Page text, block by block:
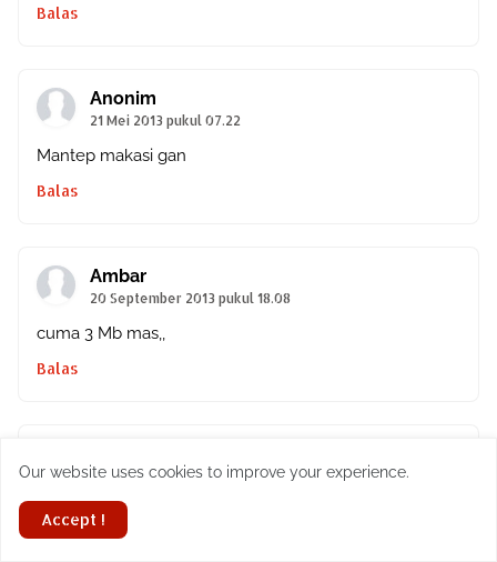
Balas
Anonim
21 Mei 2013 pukul 07.22
Mantep makasi gan
Balas
Ambar
20 September 2013 pukul 18.08
cuma 3 Mb mas,,
Balas
3 Desember 2013 pukul 12.26
PTIK ga bsa donwlod...emergency nih
Our website uses cookies to improve your experience.
Accept !